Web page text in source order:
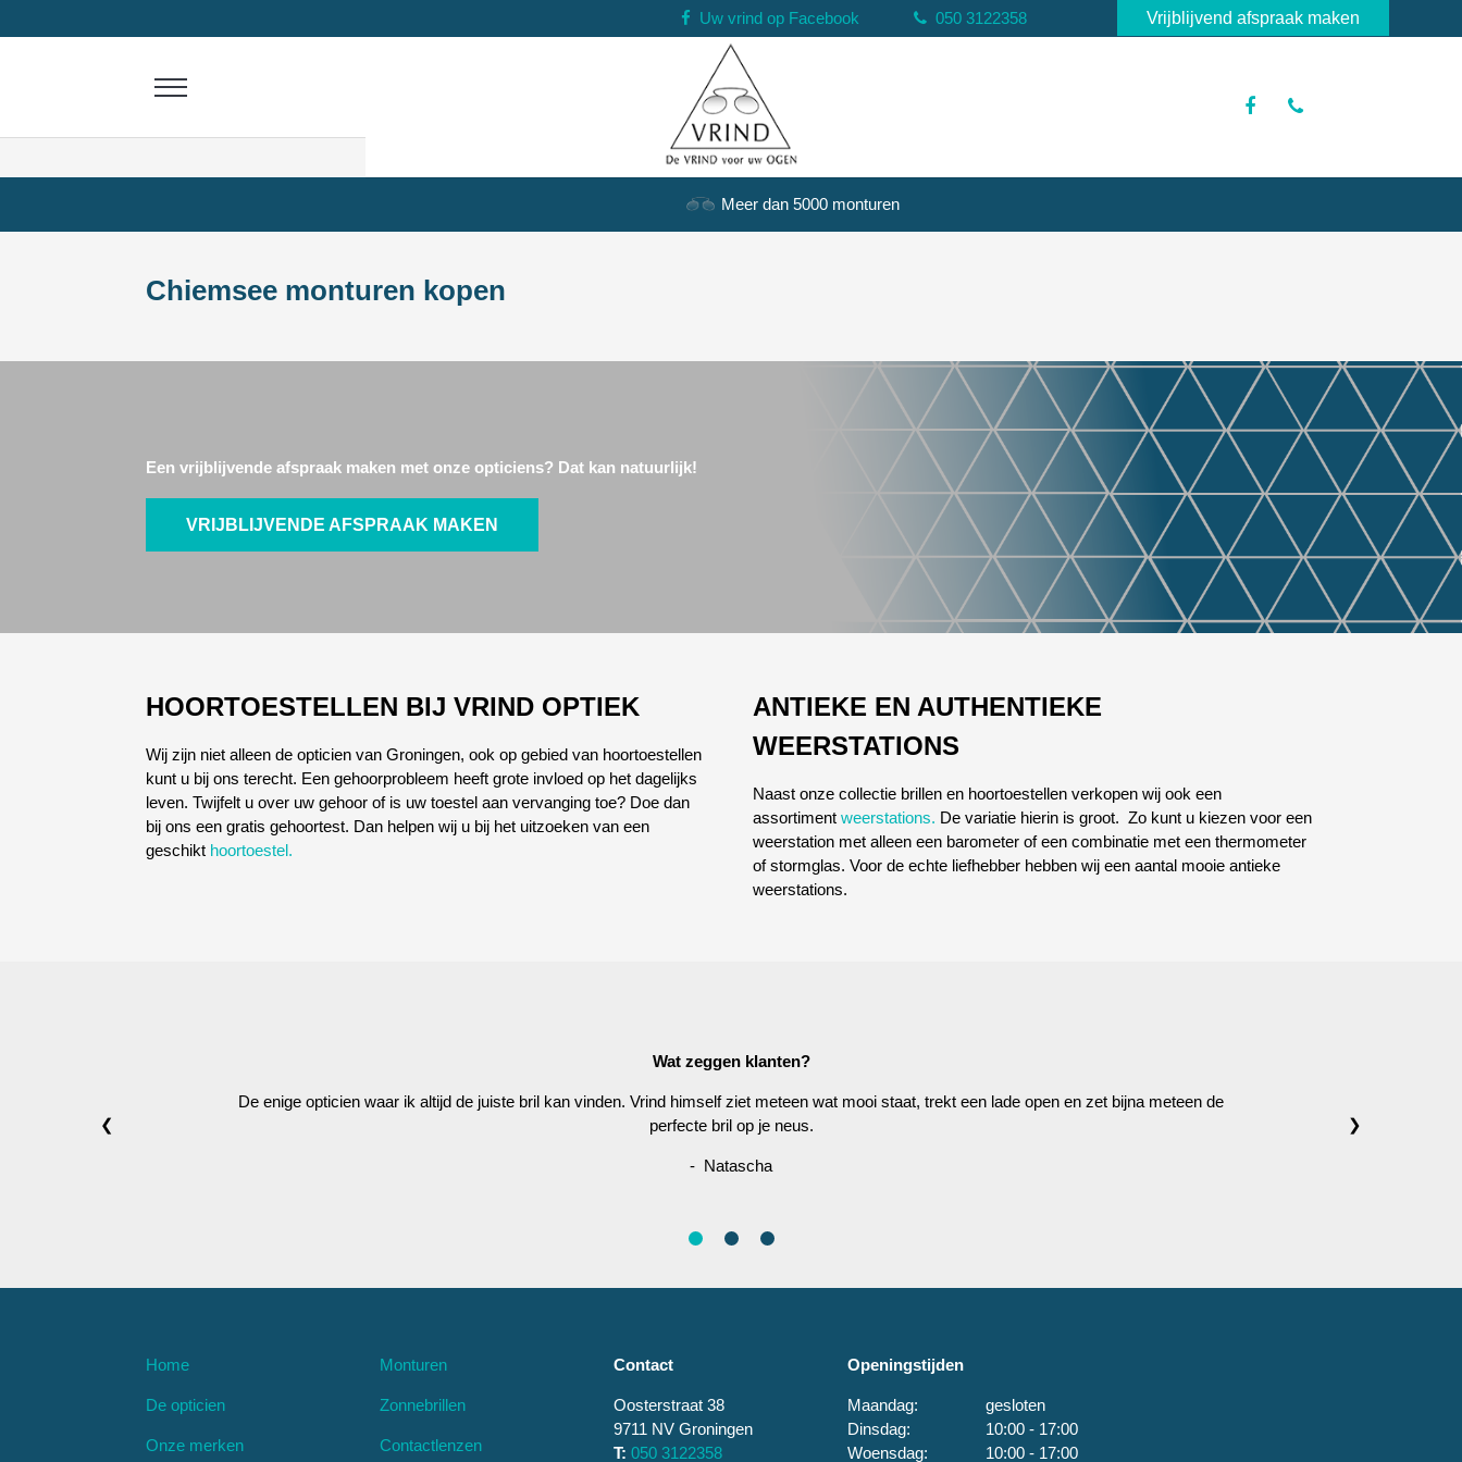
Meer dan 5000 monturen
Chiemsee monturen kopen
Een vrijblijvende afspraak maken met onze opticiens? Dat kan natuurlijk!
VRIJBLIJVENDE AFSPRAAK MAKEN
Wat zeggen klanten?
De enige opticien waar ik altijd de juiste bril kan vinden. Vrind himself ziet meteen wat mooi staat, trekt een lade open en zet bijna meteen de
perfecte bril op je neus.
- Natascha
❮ ❯
Home
De opticien
Onze merken
Monturen
Zonnebrillen
Contactlenzen
Contact
Oosterstraat 38
9711 NV Groningen
T: 050 3122358
Openingstijden
Maandag:
gesloten
Dinsdag:
10:00 - 17:00
Woensdag:
10:00 - 17:00
HOORTOESTELLEN BIJ VRIND OPTIEK
Wij zijn niet alleen de opticien van Groningen, ook op gebied van hoortoestellen
kunt u bij ons terecht. Een gehoorprobleem heeft grote invloed op het dagelijks
leven. Twijfelt u over uw gehoor of is uw toestel aan vervanging toe? Doe dan
bij ons een gratis gehoortest. Dan helpen wij u bij het uitzoeken van een
geschikt hoortoestel.
ANTIEKE EN AUTHENTIEKE
WEERSTATIONS
Naast onze collectie brillen en hoortoestellen verkopen wij ook een
assortiment weerstations. De variatie hierin is groot. Zo kunt u kiezen voor een
weerstation met alleen een barometer of een combinatie met een thermometer
of stormglas. Voor de echte liefhebber hebben wij een aantal mooie antieke
weerstations.
Uw vrind op Facebook 050 3122358 Vrijblijvend afspraak maken